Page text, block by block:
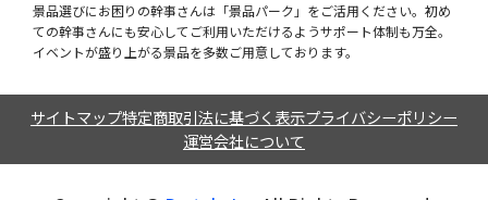
景品選びにお困りの幹事さんは「景品パーク」をご活用ください。初め
ての幹事さんにも安心してご利用いただけるようサポート体制も万全。
イベントが盛り上がる景品を多数ご用意しております。
サイトマップ特定商取引法に基づく表示プライバシーポリシー
運営会社について